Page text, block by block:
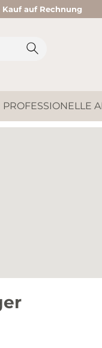
Kauf auf Rechnung
PROFESSIONELLE